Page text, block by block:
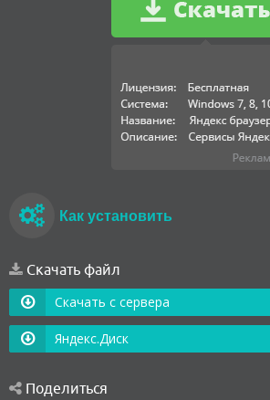
Как установить
Скачать файл
Скачать с сервера
Яндекс.Диск
Поделиться